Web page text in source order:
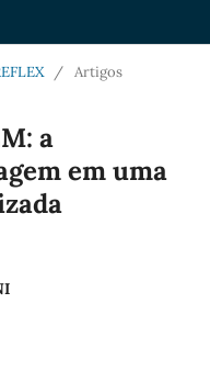
/ Artigos
a
em uma